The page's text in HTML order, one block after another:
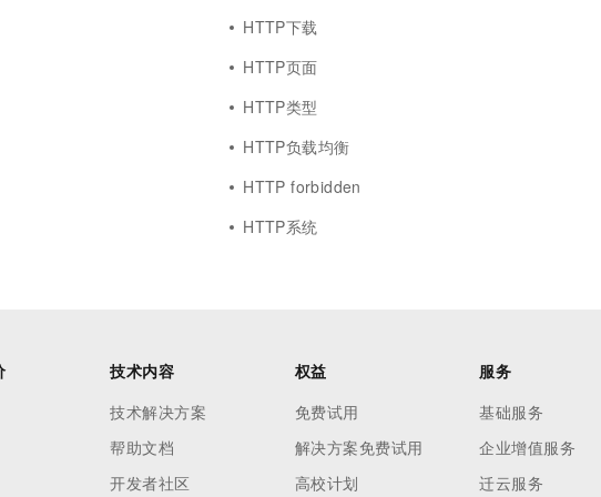
HTTP下载
HTTP页面
HTTP类型
HTTP负载均衡
HTTP forbidden
HTTP系统
技术内容
技术解决方案
帮助文档
开发者社区
权益
免费试用
解决方案免费试用
高校计划
服务
基础服务
企业增值服务
迁云服务